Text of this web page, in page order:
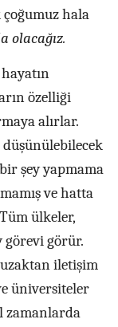
çoğumuz hala
olacağız.
özelliği
alırlar.
şey yapmama
ve hatta
ülkeler,
görevi görür.
uzaktan iletişim
üniversiteler
zamanlarda